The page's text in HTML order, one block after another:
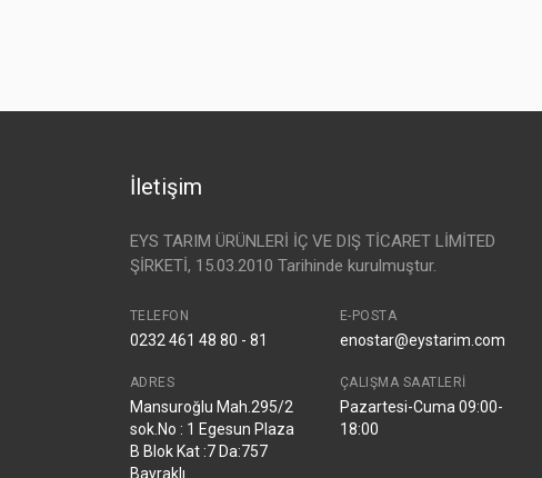
İletişim
EYS TARIM ÜRÜNLERİ İÇ VE DIŞ TİCARET LİMİTED
ŞİRKETİ, 15.03.2010 Tarihinde kurulmuştur.
TELEFON
0232 461 48 80 - 81
E-POSTA
enostar@eystarim.com
ADRES
Mansuroğlu Mah.295/2
sok.No : 1 Egesun Plaza
B Blok Kat :7 Da:757
Bayraklı
ÇALIŞMA SAATLERI
Pazartesi-Cuma 09:00-
18:00